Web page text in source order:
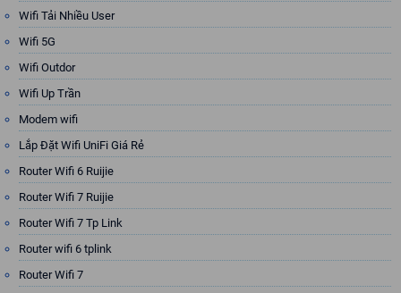
Wifi Tải Nhiều User
Wifi 5G
Wifi Outdor
Wifi Up Trần
Modem wifi
Lắp Đặt Wifi UniFi Giá Rẻ
Router Wifi 6 Ruijie
Router Wifi 7 Ruijie
Router Wifi 7 Tp Link
Router wifi 6 tplink
Router Wifi 7